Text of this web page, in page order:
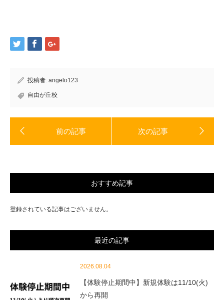
で
き
(新
し
い
ド
ウ
開
投稿者: angelo123
自由が丘校
おすすめ記事
登録されている記事はございません。
最近の記事
2026.08.04
【体験停止期間中】新規体験は11/10(火)
から再開